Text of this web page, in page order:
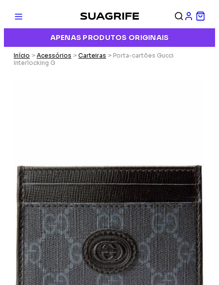
APENAS PRODUTOS ORIGINAIS
Início > Acessórios > Carteiras > Porta-cartões Gucci
Interlocking G